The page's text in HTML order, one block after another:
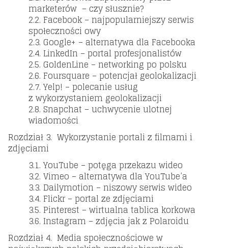
marketerów – czy słusznie?
2.2. Facebook – najpopularniejszy serwis
społeczności owy
2.3. Google+ – alternatywa dla Facebooka
2.4. LinkedIn – portal profesjonalistów
2.5. GoldenLine – networking po polsku
2.6. Foursquare – potencjał geolokalizacji
2.7. Yelp! – polecanie usług
z wykorzystaniem geolokalizacji
2.8. Snapchat – uchwycenie ulotnej
wiadomości
Rozdział 3. Wykorzystanie portali z filmami i
zdjęciami
3.1. YouTube – potęga przekazu wideo
3.2. Vimeo – alternatywa dla YouTube’a
3.3. Dailymotion – niszowy serwis wideo
3.4. Flickr – portal ze zdjęciami
3.5. Pinterest – wirtualna tablica korkowa
3.6. Instagram – zdjęcia jak z Polaroidu
Rozdział 4. Media społecznościowe w